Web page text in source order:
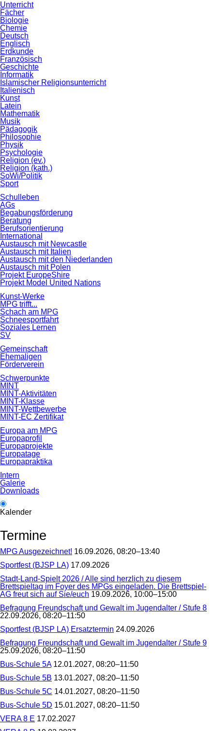
Unterricht
Fächer
Biologie
Chemie
Deutsch
Englisch
Erdkunde
Französisch
Geschichte
Informatik
Islamischer Religionsunterricht
Italienisch
Kunst
Latein
Mathematik
Musik
Pädagogik
Philosophie
Physik
Psychologie
Religion (ev.)
Religion (kath.)
SoWi/Politik
Sport
Schulleben
AGs
Begabungsförderung
Beratung
Berufsorientierung
International
Austausch mit Newcastle
Austausch mit Italien
Austausch mit den Niederlanden
Austausch mit Polen
Projekt EuropeShire
Projekt Model United Nations
Kunst-Werke
MPG trifft...
Schach am MPG
Schneesportfahrt
Soziales Lernen
SV
Gemeinschaft
Ehemaligen
Förderverein
Schwerpunkte
MINT
MINT-Aktivitäten
MINT-Klasse
MINT-Wettbewerbe
MINT-EC Zertifikat
Europa am MPG
Europaprofil
Europaprojekte
Europatage
Europapraktika
Intern
Galerie
Downloads
Kalender
Termine
MPG Ausgezeichnet! 16.09.2026, 08:20–13:40
Ausgezeichnet!
Sportfest (BJSP LA) 17.09.2026
(BJSP
LA)
Stadt-Land-Spielt 2026 / Alle sind herzlich zu diesem
Brettspieltag im Foyer des MPGs eingeladen. Die Brettspiel-
AG freut sich auf Sie/euch 19.09.2026, 10:00–15:00
Land-
Spielt
2026
/
Alle
sind
herzlich
zu
Brettspieltag
im
Foyer
des
MPGs
eingeladen.
Befragung Freundschaft und Gewalt im Jugendalter / Stufe 8
22.09.2026, 08:20–11:50
Freundschaft
und
Gewalt
im
Jugendalter
/
Stufe
Sportfest (BJSP LA) Ersatztermin 24.09.2026
(BJSP
LA)
Ersatztermin
Befragung Freundschaft und Gewalt im Jugendalter / Stufe 9
25.09.2026, 08:20–11:50
Freundschaft
und
Gewalt
im
Jugendalter
/
9
Bus-Schule 5A 12.01.2027, 08:20–11:50
Schule
5A
Bus-Schule 5B 13.01.2027, 08:20–11:50
Schule
5B
Bus-Schule 5C 14.01.2027, 08:20–11:50
Schule
5C
Bus-Schule 5D 15.01.2027, 08:20–11:50
Schule
5D
VERA 8 E 17.02.2027